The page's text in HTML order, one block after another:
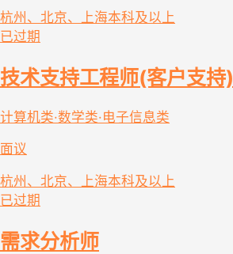
杭州、北京、上海本科及以上
已过期
技术支持工程师(客户支持)
计算机类·数学类·电子信息类
面议
杭州、北京、上海本科及以上
已过期
需求分析师